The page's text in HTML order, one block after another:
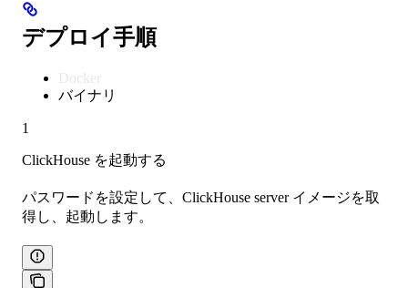
デプロイ手順
Docker
バイナリ
1
ClickHouse を起動する
パスワードを設定して、ClickHouse server イメージを取
得し、起動します。